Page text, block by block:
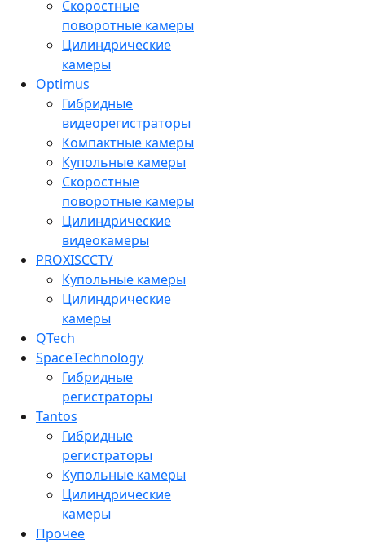
Скоростные
поворотные камеры
Цилиндрические
камеры
Optimus
Гибридные
видеорегистраторы
Компактные камеры
Купольные камеры
Скоростные
поворотные камеры
Цилиндрические
видеокамеры
PROXISCCTV
Купольные камеры
Цилиндрические
камеры
QTech
SpaceTechnology
Гибридные
регистраторы
Tantos
Гибридные
регистраторы
Купольные камеры
Цилиндрические
камеры
Прочее